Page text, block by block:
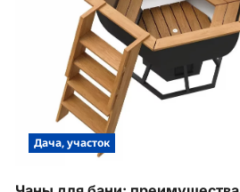
Дача, участок